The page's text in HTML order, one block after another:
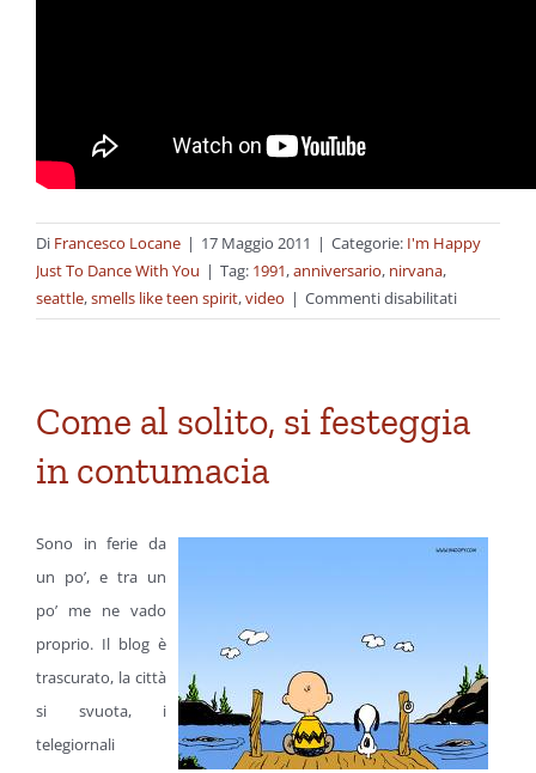
Di Francesco Locane | 17 Maggio 2011 | Categorie: I'm Happy
Just To Dance With You | Tag: 1991,anniversario, nirvana,
seattle,smells like teen spirit,video | Commenti disabilitatisu
La
“Smells
Come al solito, si festeggia
in contumacia
Sono in ferie da
un po’, e tra un
po’ me ne vado
proprio. Il blog è
trascurato, la città
si svuota, i
telegiornali